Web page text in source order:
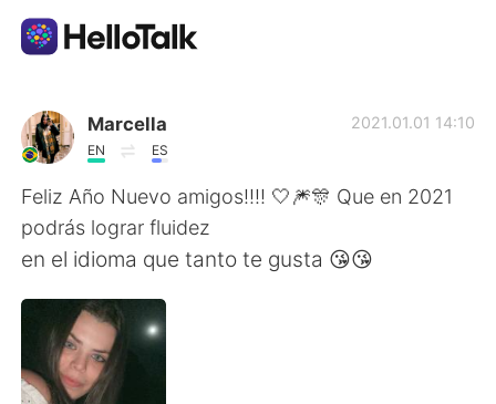
Ứng dụng trao đổi ngôn ngữ
AI Grammar Checker
Tiếng Việt
English
繁體中文
Marcella
EN ES
2021.01.01 14:10
Feliz Año Nuevo amigos!!!! 🤍🎆🎊 Que en 2021
podrás lograr fluidez
en el idioma que tanto te gusta 😘😘